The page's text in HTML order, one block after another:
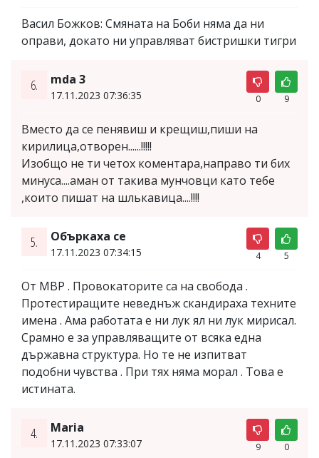
Васил Божков: Смяната на Боби няма да ни
оправи, докато ни управляват бистришки тигри
6. mda 3
17.11.2023 07:36:35 0 9
Вместо да се пенявиш и крещиш,пиши на
кирилица,отворен......!!!!!
Изобщо не ти четох коментара,направо ти бих
минуса....аман от такива мунчовци като тебе
,които пишат на шлькавица....!!!!
5. Объркаха се
17.11.2023 07:34:15 4 5
От МВР . Провокаторите са на свобода .
Протестиращите неведнъж скандираха техните
имена . Ама работата е ни лук ял ни лук мирисал.
Срамно е за управляващите от всяка една
държавна структура. Но те не изпитват
подобни чувства . При тях няма морал . Това е
истината.
4. Maria
17.11.2023 07:33:07 9 0